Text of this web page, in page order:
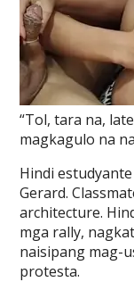
“Tol, tara na,
magkagulo na
Hindi
Gerard.
architecture.
mga rally,
naisipang mag-
protesta.